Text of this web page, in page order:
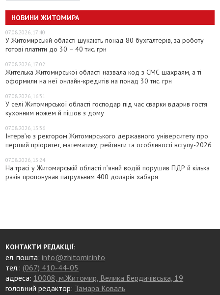
НОВИНИ ЖИТОМИРА
07.08.2026, 17:40
У Житомирській області шукають понад 80 бухгалтерів, за роботу
готові платити до 30 – 40 тис. грн
07.08.2026, 17:02
Жителька Житомирської області назвала код з СМС шахраям, а ті
оформили на неї онлайн-кредитів на понад 30 тис. грн
07.08.2026, 16:31
У селі Житомирської області господар під час сварки вдарив гостя
кухонним ножем й пішов з дому
07.08.2026, 15:36
Інтерв’ю з ректором Житомирського державного університету про
перший пріоритет, математику, рейтинги та особливості вступу-2026
07.08.2026, 15:24
На трасі у Житомирській області п’яний водій порушив ПДР й кілька
разів пропонував патрульним 400 доларів хабаря
КОНТАКТИ РЕДАКЦІЇ:
ел. пошта:info@zhitomir.info
тел.: (067) 410-44-05
адреса: 10008, м.Житомир, Велика Бердичівська, 19
головний редактор: Тамара Коваль